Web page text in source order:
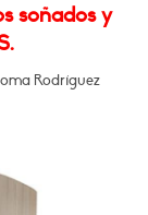
soñados y
Rodríguez